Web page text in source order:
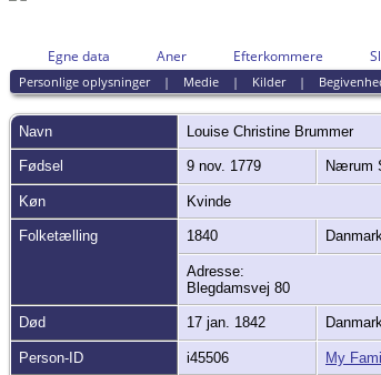
Egne data Aner Efterkommere
Personlige oplysninger| Medie| Kilder|
Navn Louise Christine Brummer
Fødsel 9 nov. 1779 Nærum
Køn Kvinde
Folketælling 1840
Adresse:
Blegdamsvej 80
Død 17 jan. 1842
Person-ID i45506 My